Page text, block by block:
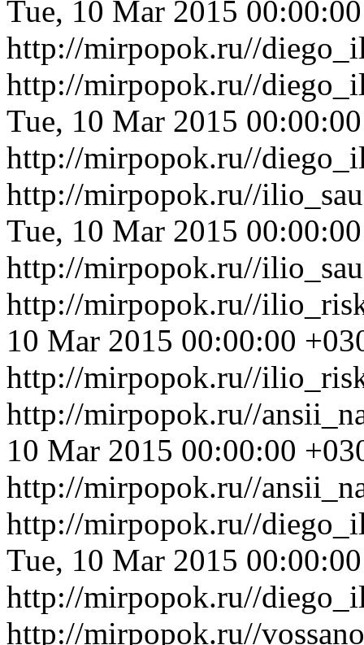
Tue, 10 Mar 2015
http://mirpopok.ru//
http://mirpopok.ru//
Tue, 10 Mar 2015
http://mirpopok.ru//
http://mirpopok.ru//
Tue, 10 Mar 2015
http://mirpopok.ru//
http://mirpopok.ru//
10 Mar 2015 00:00:00
http://mirpopok.ru//
http://mirpopok.ru//
10 Mar 2015 00:00:00
http://mirpopok.ru//
http://mirpopok.ru//
Tue, 10 Mar 2015
http://mirpopok.ru//
http://mirpopok.ru//